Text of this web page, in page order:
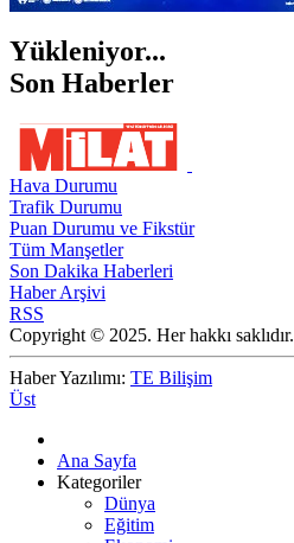
Yükleniyor...
Son Haberler
Hava Durumu
Trafik Durumu
Puan Durumu ve Fikstür
Tüm Manşetler
Son Dakika Haberleri
Haber Arşivi
RSS
Copyright © 2025. Her hakkı saklıdır.
Haber Yazılımı: TE Bilişim
Üst
Ana Sayfa
Kategoriler
Dünya
Eğitim